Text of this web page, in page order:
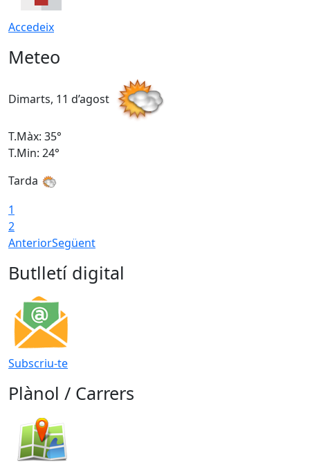
Accedeix
Meteo
Dimarts, 11 d’agost
T.Màx: 35°
T.Min: 24°
Tarda
1
2
AnteriorSegüent
Butlletí digital
Subscriu-te
Plànol / Carrers